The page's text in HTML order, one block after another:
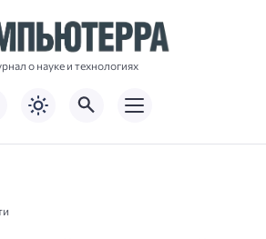
о науке и технологиях